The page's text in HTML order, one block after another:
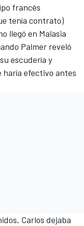
francés
tenía contrato)
llegó en Malasia
Palmer reveló
escudería y
haría efectivo antes
Carlos dejaba